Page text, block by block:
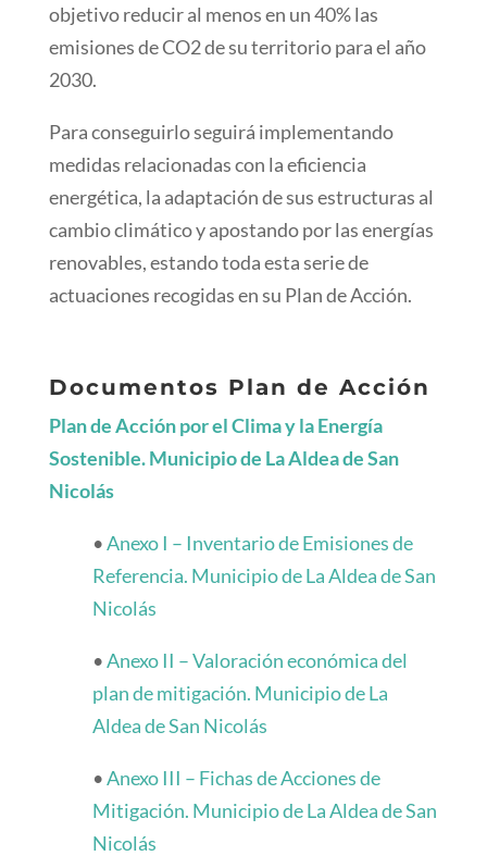
objetivo reducir al menos en un 40% las
emisiones de CO2 de su territorio para el año
2030.
Para conseguirlo seguirá implementando
medidas relacionadas con la eficiencia
energética, la adaptación de sus estructuras al
cambio climático y apostando por las energías
renovables, estando toda esta serie de
actuaciones recogidas en su Plan de Acción.
Documentos Plan de Acción
Plan de Acción por el Clima y la Energía
Sostenible. Municipio de La Aldea de San
Nicolás
•Anexo I – Inventario de Emisiones de
Referencia. Municipio de La Aldea de San
Nicolás
•Anexo II – Valoración económica del
plan de mitigación. Municipio de La
Aldea de San Nicolás
•Anexo III – Fichas de Acciones de
Mitigación. Municipio de La Aldea de San
Nicolás